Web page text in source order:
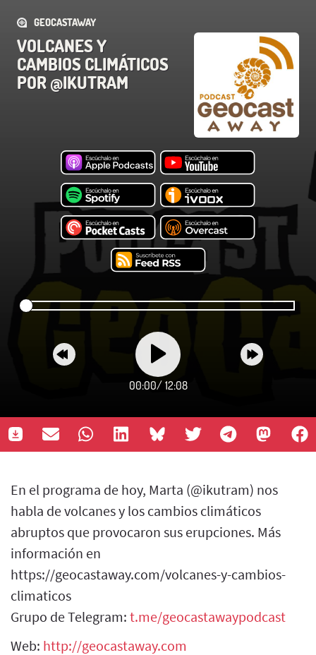
GEOCASTAWAY
VOLCANES Y
CAMBIOS CLIMÁTICOS
POR @IKUTRAM
00:00/ 12:08
En el programa de hoy, Marta (@ikutram) nos
habla de volcanes y los cambios climáticos
abruptos que provocaron sus erupciones. Más
información en
https://geocastaway.com/volcanes-y-cambios-
climaticos
Grupo de Telegram: t.me/geocastawaypodcast
Web: http://geocastaway.com